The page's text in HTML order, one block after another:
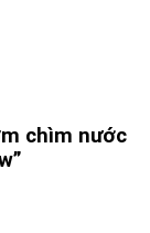
chìm nước